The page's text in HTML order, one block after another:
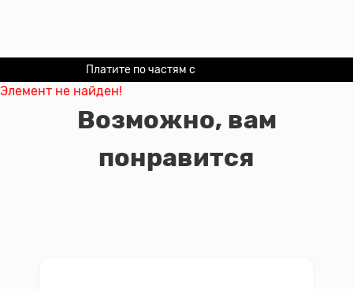
Платите по частям с
Элемент не найден!
Возможно, вам
понравится